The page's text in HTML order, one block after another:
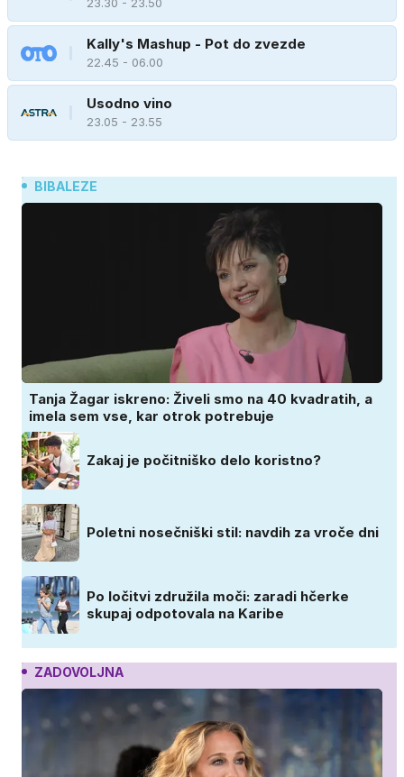
23.30 - 23.50
Kally's Mashup - Pot do zvezde
22.45 - 06.00
Usodno vino
23.05 - 23.55
BIBALEZE
Tanja Žagar iskreno: Živeli smo na 40 kvadratih, a
imela sem vse, kar otrok potrebuje
Zakaj je počitniško delo koristno?
Poletni nosečniški stil: navdih za vroče dni
Po ločitvi združila moči: zaradi hčerke
skupaj odpotovala na Karibe
ZADOVOLJNA